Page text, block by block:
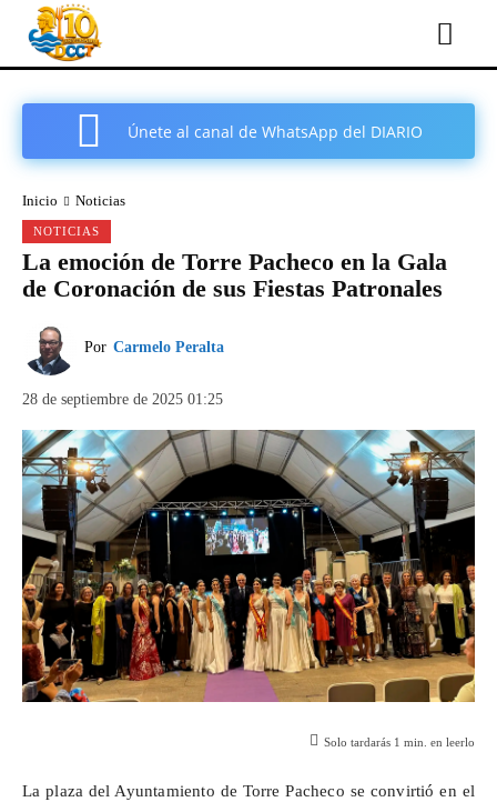
Únete al canal de WhatsApp del DIARIO
Inicio Noticias
NOTICIAS
La emoción de Torre Pacheco en la Gala
de Coronación de sus Fiestas Patronales
Por Carmelo Peralta
28 de septiembre de 2025 01:25
Solo tardarás 1 min. en leerlo
La plaza del Ayuntamiento de Torre Pacheco se convirtió en el